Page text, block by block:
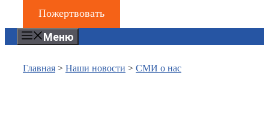
Пожертвовать
Меню
Главная > Наши новости > СМИ о нас